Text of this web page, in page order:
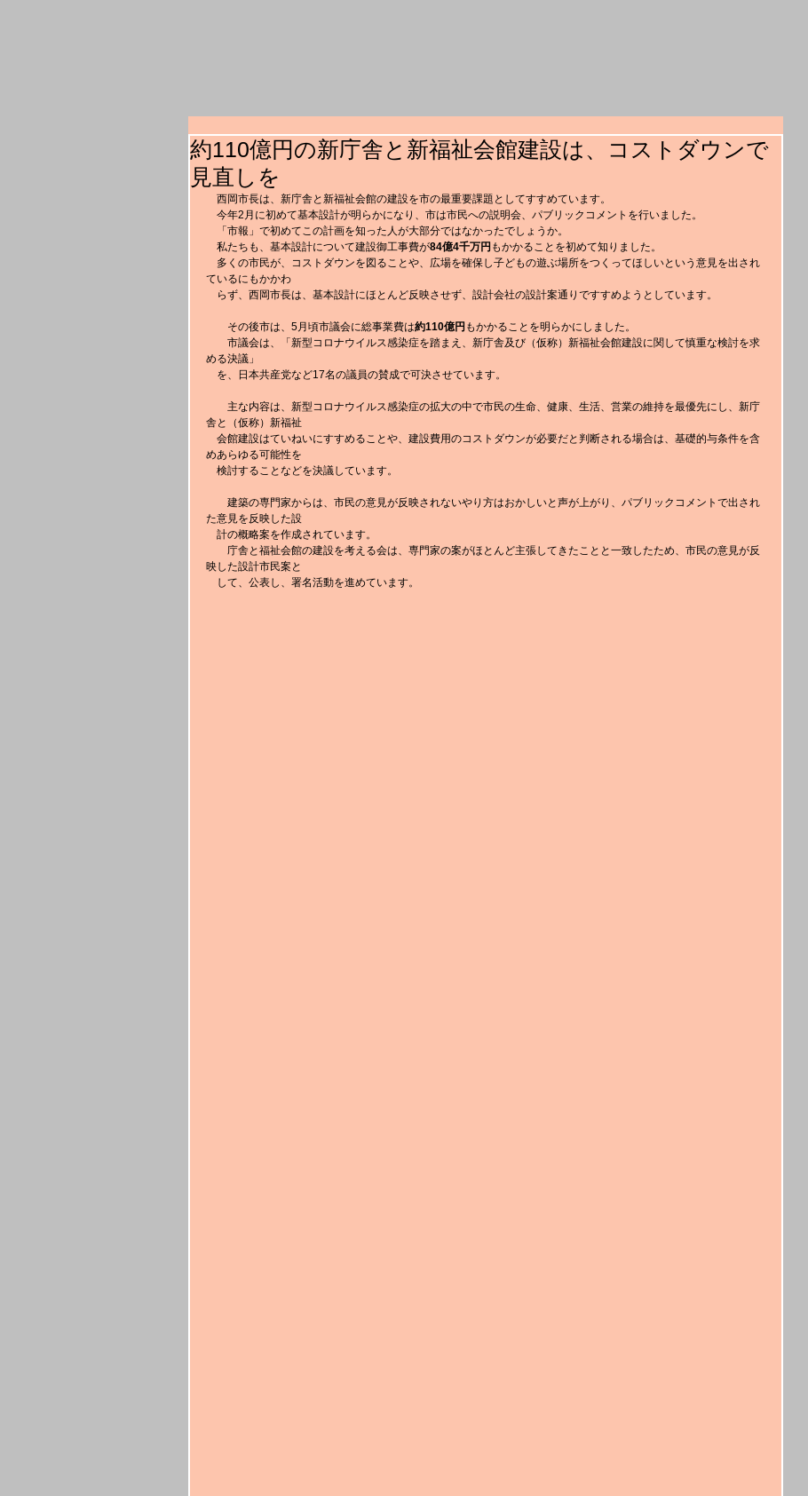
約110億円の新庁舎と新福祉会館建設は、コストダウンで
見直しを
西岡市長は、新庁舎と新福祉会館の建設を市の最重要課題としてすすめています。
今年2月に初めて基本設計が明らかになり、市は市民への説明会、パブリックコメントを行いました。
「市報」で初めてこの計画を知った人が大部分ではなかったでしょうか。
私たちも、基本設計について建設御工事費が84億4千万円 もかかることを初めて知りました。
多くの市民が、コストダウンを図ることや、広場を確保し子どもの遊ぶ場所をつくってほしいという意見を出され
ているにもかかわ
らず、西岡市長は、基本設計にほとんど反映させず、設計会社の設計案通りですすめようとしています。
その後市は、5月頃市議会に総事業費は約110億円 もかかることを明らかにしました。
市議会は、「新型コロナウイルス感染症を踏まえ、新庁舎及び（仮称）新福祉会館建設に関して慎重な検討を求
める決議」
を、日本共産党など17名の議員の賛成で可決させています。
主な内容は、新型コロナウイルス感染症の拡大の中で市民の生命、健康、生活、営業の維持を最優先にし、新庁
舎と（仮称）新福祉
会館建設はていねいにすすめることや、建設費用のコストダウンが必要だと判断される場合は、基礎的与条件を含
めあらゆる可能性を
検討することなどを決議しています。
建築の専門家からは、市民の意見が反映されないやり方はおかしいと声が上がり、パブリックコメントで出され
た意見を反映した設
計の概略案を作成されています。
庁舎と福祉会館の建設を考える会は、専門家の案がほとんど主張してきたことと一致したため、市民の意見が反
映した設計市民案と
して、公表し、署名活動を進めています。